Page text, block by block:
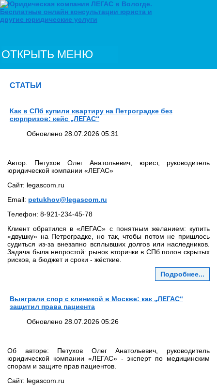
ОТКРЫТЬ МЕНЮ
СТАТЬИ
Как в СПб купили квартиру на Петроградке без
сюрпризов: кейс „ЛЕГАС“
Обновлено 28.07.2026 05:31
Автор: Петухов Олег Анатольевич, юрист, руководитель
юридической компании «ЛЕГАС»
Сайт: legascom.ru
Email: petukhov@legascom.ru
Телефон: 8‑921‑234‑45‑78
Клиент обратился в «ЛЕГАС» с понятным желанием: купить
«двушку» на Петроградке, но так, чтобы потом не пришлось
судиться из‑за внезапно всплывших долгов или наследников.
Задача была непростой: рынок вторички в СПб полон скрытых
рисков, а бюджет и сроки - жёсткие.
Подробнее...
Выиграли спор с клиникой в Москве: как „ЛЕГАС“
защитил права пациента
Обновлено 28.07.2026 05:26
Об авторе: Петухов Олег Анатольевич, руководитель
юридической компании «ЛЕГАС» - эксперт по медицинским
спорам и защите прав пациентов.
Сайт: legascom.ru